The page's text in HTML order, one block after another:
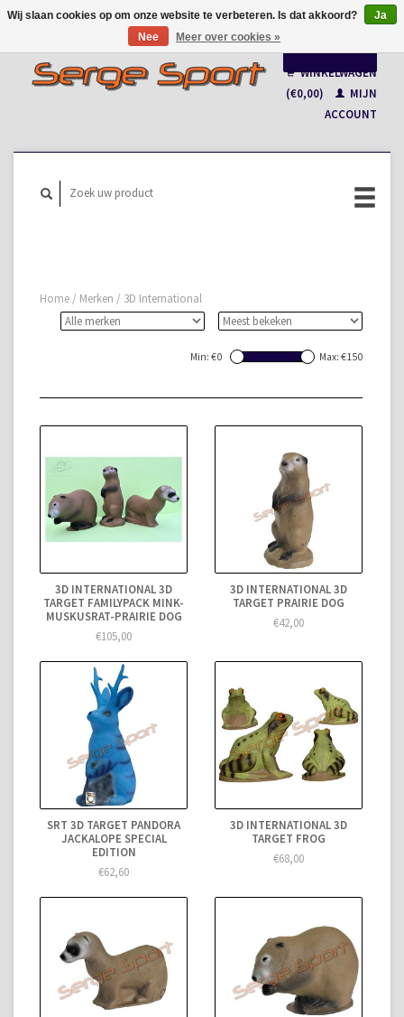
Français
WINKELWAGEN
(€0,00)
MIJN
ACCOUNT
Home / Merken / 3D International
Min: €0 Max: €150
3D INTERNATIONAL 3D
TARGET FAMILYPACK MINK-
MUSKUSRAT-PRAIRIE DOG
€105,00
3D INTERNATIONAL 3D
TARGET PRAIRIE DOG
€42,00
SRT 3D TARGET PANDORA
JACKALOPE SPECIAL
EDITION
€62,60
3D INTERNATIONAL 3D
TARGET FROG
€68,00
Wij slaan cookies op om onze website te verbeteren. Is dat akkoord?
Ja
Nee
Meer over cookies »